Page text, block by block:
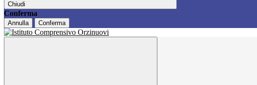
Chiudi
Conferma
Annulla Conferma